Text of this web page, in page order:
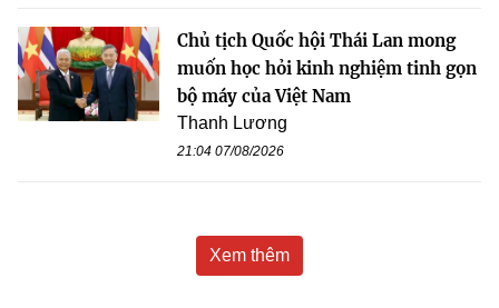
Chủ tịch Quốc hội Thái Lan mong
muốn học hỏi kinh nghiệm tinh gọn
bộ máy của Việt Nam
Thanh Lương
21:04 07/08/2026
Xem thêm